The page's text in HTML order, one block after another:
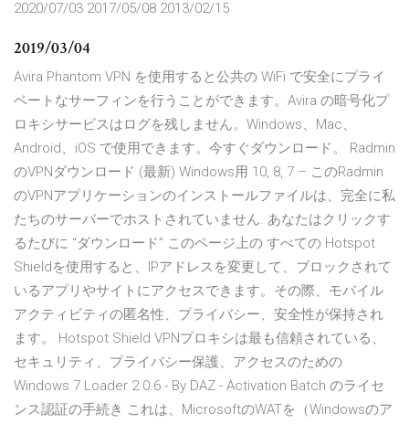
2020/07/03 2017/05/08 2013/02/15
2019/03/04
Avira Phantom VPN を使用すると公共の WiFi で安全にプライ
ベートなサーフィンを行うことができます。Avira の暗号化プ
ロキシサービスはログを残しません。Windows、Mac、
Android、iOS で使用できます。今すぐダウンロード。 Radmin
のVPNダウンロード (最新) Windows用 10, 8, 7 – このRadmin
のVPNアプリケーションのインストールファイルは、完全に私
たちのサーバーでホストされていません. あなたはクリックす
るたびに “ダウンロード” このページ上の すべての Hotspot
Shieldを使用すると、IPアドレスを変更して、ブロックされて
いるアプリやサイトにアクセスできます。その際、モバイル
アクティビティの匿名性、プライバシー、安全性が保持され
ます。 Hotspot Shield VPNプロキシは最も信頼されている、
セキュリティ、プライバシー保護、アクセスのための
Windows 7 Loader 2.0.6 - By DAZ - Activation Batch のライセ
ンス認証の手続き これは、MicrosoftのWATを（Windowsのア